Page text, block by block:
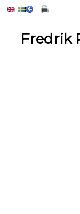
Fredrik